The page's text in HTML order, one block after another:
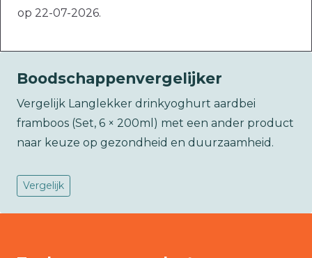
op 22-07-2026.
Boodschappenvergelijker
Vergelijk Langlekker drinkyoghurt aardbei
framboos (Set, 6 × 200ml) met een ander product
naar keuze op gezondheid en duurzaamheid.
Vergelijk